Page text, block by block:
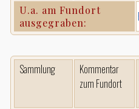
U.a. am Fundort
ausgegraben:
Sammlung
Kommentar
zum Fundort